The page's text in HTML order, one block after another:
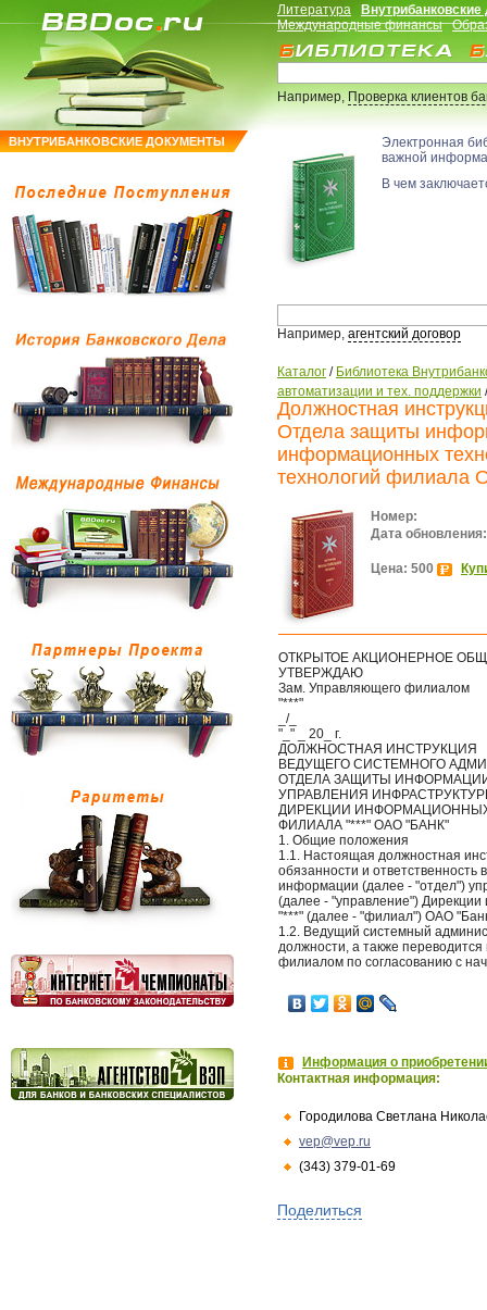
ВНУТРИБАНКОВСКИЕ ДОКУМЕНТЫ
Литература
Международные финансы
Например,Проверка клиентов
Электронная
важной
В чем
Например, агентский договор
Каталог / Библиотека
автоматизации и тех. поддержки
Должностная
Отдела защиты
информационных
технологий филиала
Номер:
Дата обновления:
Цена: 500
ОТКРЫТОЕ АКЦИОНЕРНОЕ
УТВЕРЖДАЮ
Зам. Управляющего филиалом
"***"
_/_
"_" _ 20_ г.
ДОЛЖНОСТНАЯ ИНСТРУКЦИЯ
ВЕДУЩЕГО СИСТЕМНОГО
ОТДЕЛА ЗАЩИТЫ
УПРАВЛЕНИЯ
ДИРЕКЦИИ
ФИЛИАЛА "***" ОАО "БАНК"
1. Общие положения
1.1. Настоящая должностная
обязанности и
информации (далее - "отдел")
(далее - "управление")
"***" (далее - "филиал") ОАО
1.2. Ведущий системный
должности, а также
филиалом по согласованию с
Информация о
Контактная информация:
Городилова Светлана
vep@vep.ru
(343) 379-01-69
Поделиться